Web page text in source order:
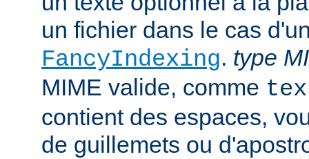
un fichier dans le cas
FancyIndexing. type
MIME valide, comme
contient des espaces,
de guillemets ou